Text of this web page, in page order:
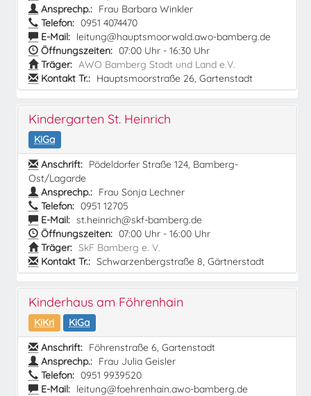
Ansprechp.: Frau Barbara Winkler
Telefon: 0951 4074470
E-Mail: leitung@hauptsmoorwald.awo-bamberg.de
Öffnungszeiten: 07:00 Uhr - 16:30 Uhr
Träger: AWO Bamberg Stadt und Land e.V.
Kontakt Tr.: Hauptsmoorstraße 26, Gartenstadt
Kindergarten St. Heinrich
KiGa
Anschrift: Pödeldorfer Straße 124, Bamberg-
Ost/Lagarde
Ansprechp.: Frau Sonja Lechner
Telefon: 0951 12705
E-Mail: st.heinrich@skf-bamberg.de
Öffnungszeiten: 07:00 Uhr - 16:00 Uhr
Träger: SkF Bamberg e. V.
Kontakt Tr.: Schwarzenbergstraße 8, Gärtnerstadt
Kinderhaus am Föhrenhain
KiKri
KiGa
Anschrift: Föhrenstraße 6, Gartenstadt
Ansprechp.: Frau Julia Geisler
Telefon: 0951 9939520
E-Mail: leitung@foehrenhain.awo-bamberg.de